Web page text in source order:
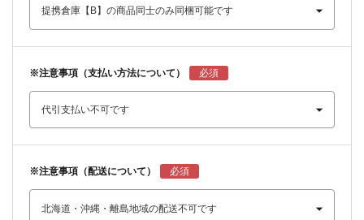
※注意事項（支払い方法について）
※注意事項（配送について）